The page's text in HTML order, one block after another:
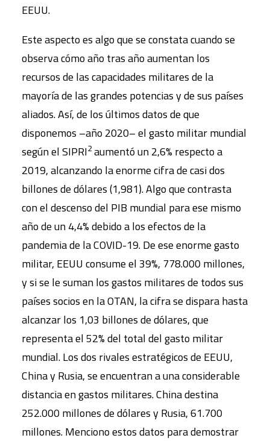
EEUU.
Este aspecto es algo que se constata cuando se
observa cómo año tras año aumentan los
recursos de las capacidades militares de la
mayoría de las grandes potencias y de sus países
aliados. Así, de los últimos datos de que
disponemos –año 2020– el gasto militar mundial
según el SIPRI2aumentó un 2,6% respecto a
2019, alcanzando la enorme cifra de casi dos
billones de dólares (1,981). Algo que contrasta
con el descenso del PIB mundial para ese mismo
año de un 4,4% debido a los efectos de la
pandemia de la COVID-19. De ese enorme gasto
militar, EEUU consume el 39%, 778.000 millones,
y si se le suman los gastos militares de todos sus
países socios en la OTAN, la cifra se dispara hasta
alcanzar los 1,03 billones de dólares, que
representa el 52% del total del gasto militar
mundial. Los dos rivales estratégicos de EEUU,
China y Rusia, se encuentran a una considerable
distancia en gastos militares. China destina
252.000 millones de dólares y Rusia, 61.700
millones. Menciono estos datos para demostrar